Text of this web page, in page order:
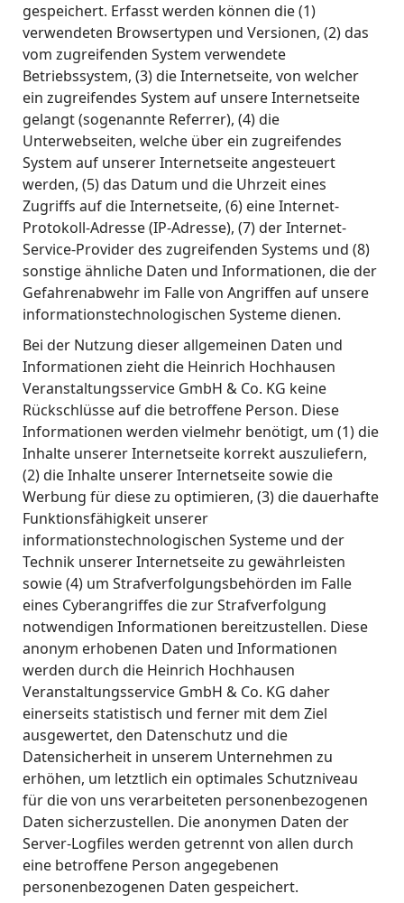
gespeichert. Erfasst werden können die (1)
verwendeten Browsertypen und Versionen, (2) das
vom zugreifenden System verwendete
Betriebssystem, (3) die Internetseite, von welcher
ein zugreifendes System auf unsere Internetseite
gelangt (sogenannte Referrer), (4) die
Unterwebseiten, welche über ein zugreifendes
System auf unserer Internetseite angesteuert
werden, (5) das Datum und die Uhrzeit eines
Zugriffs auf die Internetseite, (6) eine Internet-
Protokoll-Adresse (IP-Adresse), (7) der Internet-
Service-Provider des zugreifenden Systems und (8)
sonstige ähnliche Daten und Informationen, die der
Gefahrenabwehr im Falle von Angriffen auf unsere
informationstechnologischen Systeme dienen.
Bei der Nutzung dieser allgemeinen Daten und
Informationen zieht die Heinrich Hochhausen
Veranstaltungsservice GmbH & Co. KG keine
Rückschlüsse auf die betroffene Person. Diese
Informationen werden vielmehr benötigt, um (1) die
Inhalte unserer Internetseite korrekt auszuliefern,
(2) die Inhalte unserer Internetseite sowie die
Werbung für diese zu optimieren, (3) die dauerhafte
Funktionsfähigkeit unserer
informationstechnologischen Systeme und der
Technik unserer Internetseite zu gewährleisten
sowie (4) um Strafverfolgungsbehörden im Falle
eines Cyberangriffes die zur Strafverfolgung
notwendigen Informationen bereitzustellen. Diese
anonym erhobenen Daten und Informationen
werden durch die Heinrich Hochhausen
Veranstaltungsservice GmbH & Co. KG daher
einerseits statistisch und ferner mit dem Ziel
ausgewertet, den Datenschutz und die
Datensicherheit in unserem Unternehmen zu
erhöhen, um letztlich ein optimales Schutzniveau
für die von uns verarbeiteten personenbezogenen
Daten sicherzustellen. Die anonymen Daten der
Server-Logfiles werden getrennt von allen durch
eine betroffene Person angegebenen
personenbezogenen Daten gespeichert.